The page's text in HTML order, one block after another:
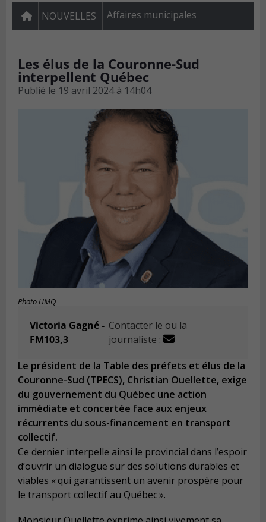
NOUVELLES Affaires municipales
Les élus de la Couronne-Sud
interpellent Québec
Publié le 19 avril 2024 à 14h04
Photo UMQ
Victoria Gagné -
FM103,3
Contacter le ou la
journaliste :
Le président de la Table des préfets et élus de la
Couronne-Sud (TPECS), Christian Ouellette, exige
du gouvernement du Québec une action
immédiate et concertée face aux enjeux
récurrents du sous-financement en transport
collectif.
Ce dernier interpelle ainsi le provincial dans l’espoir
d’ouvrir un dialogue sur des solutions durables et
viables « qui garantissent un avenir prospère pour
le transport collectif au Québec ».